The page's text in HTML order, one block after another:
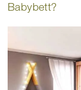
Babybett?